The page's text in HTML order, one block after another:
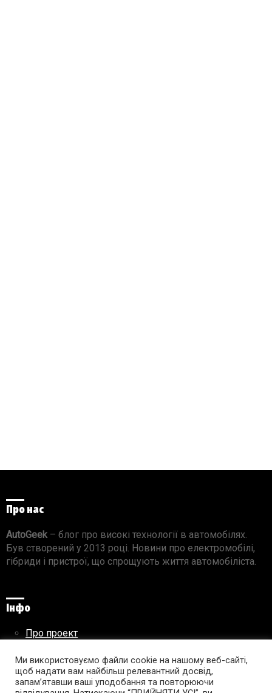
Про нас
AutoGeek– блог про високі технології в автомобілях.
Був створений у 2013 році. Новини про електромобілі,
гібриди і пристрої, що спрощують життя автомобіліста.
Інфо
Про проект
Правила використання матеріалів
Ми використовуємо файли cookie на нашому веб-сайті,
щоб надати вам найбільш релевантний досвід,
запам’ятавши ваші уподобання та повторюючи